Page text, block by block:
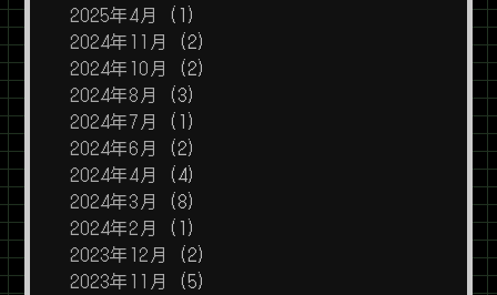
2025年4月
(1)
2024年11月
(2)
2024年10月
(2)
2024年8月
(3)
2024年7月
(1)
2024年6月
(2)
2024年4月
(4)
2024年3月
(8)
2024年2月
(1)
2023年12月
(2)
2023年11月
(5)